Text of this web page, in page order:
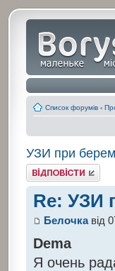
Список форумів ‹
УЗИ при
Відповісти
Re: УЗИ
Белочкавід
Dema
Я очень